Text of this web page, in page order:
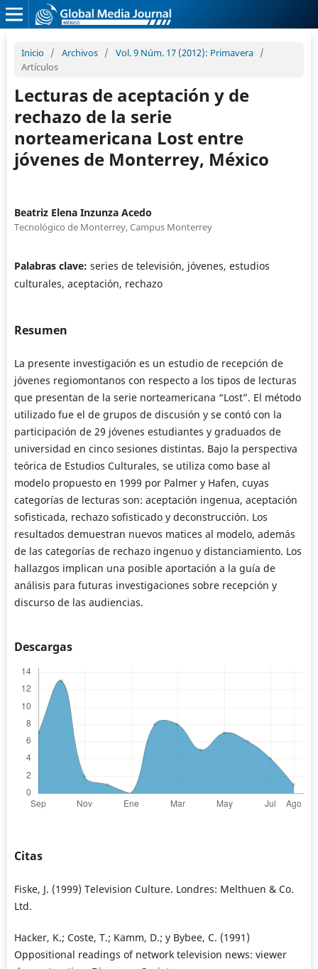
Inicio / Archivos / Vol. 9 Núm. 17 (2012): Primavera /
Artículos
Lecturas de aceptación y de
rechazo de la serie
norteamericana Lost entre
jóvenes de Monterrey, México
Beatriz Elena Inzunza Acedo
Tecnológico de Monterrey, Campus Monterrey
Palabras clave: series de televisión, jóvenes, estudios
culturales, aceptación, rechazo
Resumen
La presente investigación es un estudio de recepción de
jóvenes regiomontanos con respecto a los tipos de lecturas
que presentan de la serie norteamericana “Lost”. El método
utilizado fue el de grupos de discusión y se contó con la
participación de 29 jóvenes estudiantes y graduados de
universidad en cinco sesiones distintas. Bajo la perspectiva
teórica de Estudios Culturales, se utiliza como base al
modelo propuesto en 1999 por Palmer y Hafen, cuyas
categorías de lecturas son: aceptación ingenua, aceptación
sofisticada, rechazo sofisticado y deconstrucción. Los
resultados demuestran nuevos matices al modelo, además
de las categorías de rechazo ingenuo y distanciamiento. Los
hallazgos implican una posible aportación a la guía de
análisis para futuras investigaciones sobre recepción y
discurso de las audiencias.
Descargas
Citas
Fiske, J. (1999) Television Culture. Londres: Melthuen & Co.
Ltd.
Hacker, K.; Coste, T.; Kamm, D.; y Bybee, C. (1991)
Oppositional readings of network television news: viewer